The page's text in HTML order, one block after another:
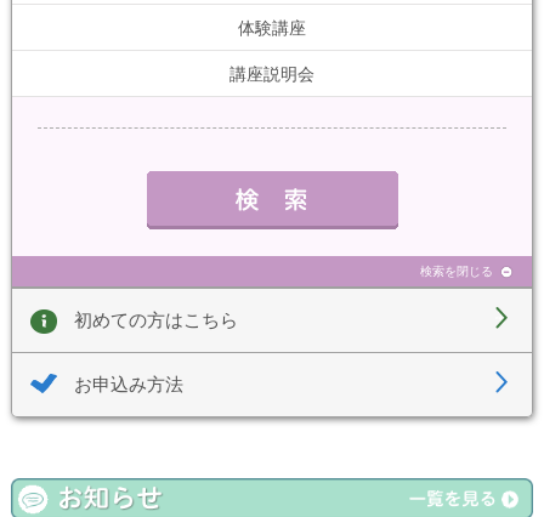
体験講座
講座説明会
検索を閉じる
初めての方はこちら
お申込み方法